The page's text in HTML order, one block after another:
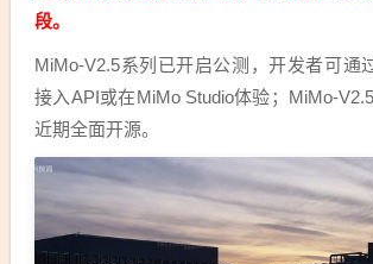
段。
MiMo-V2.5系列已开启公测，开发者可通
接入API或在MiMo Studio体验；MiMo-
近期全面开源。